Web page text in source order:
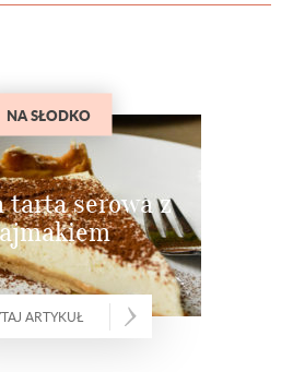
NA SŁODKO
tarta serowa z
ARTYKUŁ